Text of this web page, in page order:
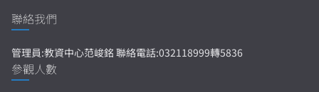
聯絡我們
管理員:教資中心范峻銘 聯絡電話:032118999轉5836
參觀人數